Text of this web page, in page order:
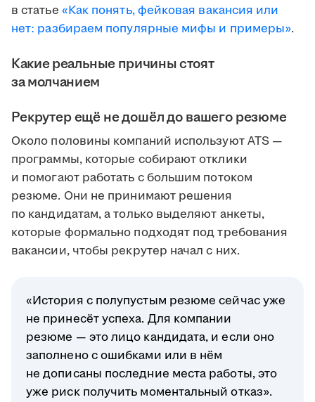
в статье «Как понять, фейковая вакансия или
нет: разбираем популярные мифы и примеры».
Какие реальные причины стоят
за молчанием
Рекрутер ещё не дошёл до вашего резюме
Около половины компаний используют ATS —
программы, которые собирают отклики
и помогают работать с большим потоком
резюме. Они не принимают решения
по кандидатам, а только выделяют анкеты,
которые формально подходят под требования
вакансии, чтобы рекрутер начал с них.
«История с полупустым резюме сейчас уже
не принесёт успеха. Для компании
резюме — это лицо кандидата, и если оно
заполнено с ошибками или в нём
не дописаны последние места работы, это
уже риск получить моментальный отказ».